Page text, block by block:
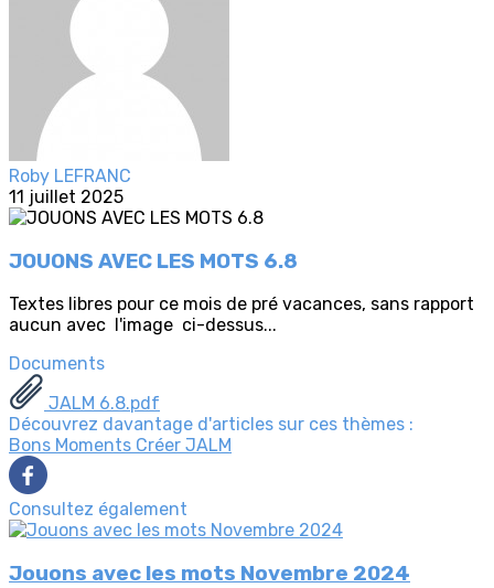
Roby LEFRANC
11 juillet 2025
JOUONS AVEC LES MOTS 6.8
Textes libres pour ce mois de pré vacances, sans rapport
aucun avec l'image ci-dessus...
Documents
JALM 6.8.pdf
Découvrez davantage d'articles sur ces thèmes :
Bons Moments Créer JALM
Consultez également
Jouons avec les mots Novembre 2024